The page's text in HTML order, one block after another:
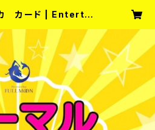
カ カード | Entertai